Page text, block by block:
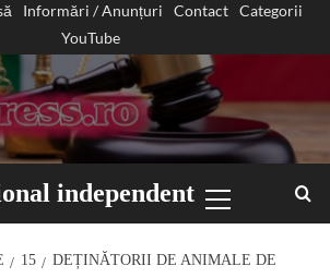
Informări / Anunțuri Contact
Categorii
YouTube
independent
Menu
15
DEȚINĂTORII DE ANIMALE DE